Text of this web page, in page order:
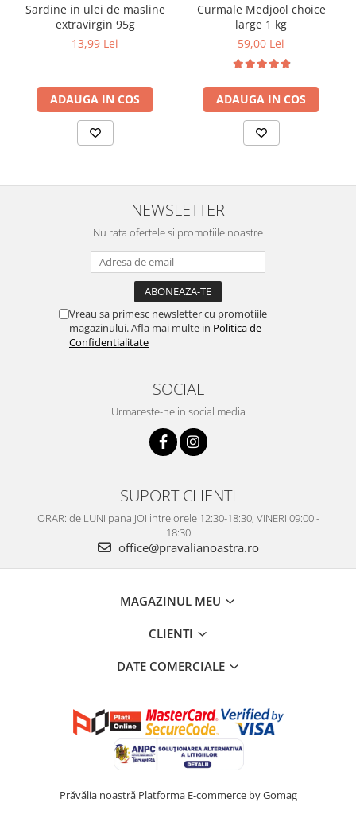
Sardine in ulei de masline
extravirgin 95g
13,99 Lei
ADAUGA IN COS
Curmale Medjool choice
large 1 kg
59,00 Lei
ADAUGA IN COS
NEWSLETTER
Nu rata ofertele si promotiile noastre
Vreau sa primesc newsletter cu promotiile
magazinului. Afla mai multe in Politica de
Confidentialitate
SOCIAL
Urmareste-ne in social media
SUPORT CLIENTI
ORAR: de LUNI pana JOI intre orele 12:30-18:30, VINERI 09:00 -
18:30
office@pravalianoastra.ro
MAGAZINUL MEU
CLIENTI
DATE COMERCIALE
Prăvălia noastră Platforma E-commerce by Gomag